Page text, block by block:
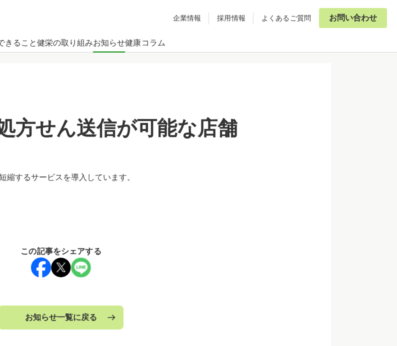
企業情報 採用情報 よくあるご質問 お問い合わせ
きること健栄の取り組みお知らせ健康コラム
方せん送信が可能な店舗
縮するサービスを導入しています。
この記事をシェアする
お知らせ一覧に戻る